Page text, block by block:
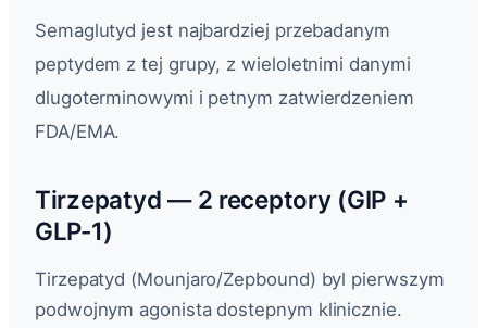
Semaglutyd jest najbardziej przebadanym
peptydem z tej grupy, z wieloletnimi danymi
dlugoterminowymi i petnym zatwierdzeniem
FDA/EMA.
Tirzepatyd — 2 receptory (GIP +
GLP-1)
Tirzepatyd (Mounjaro/Zepbound) byl pierwszym
podwojnym agonista dostepnym klinicznie.